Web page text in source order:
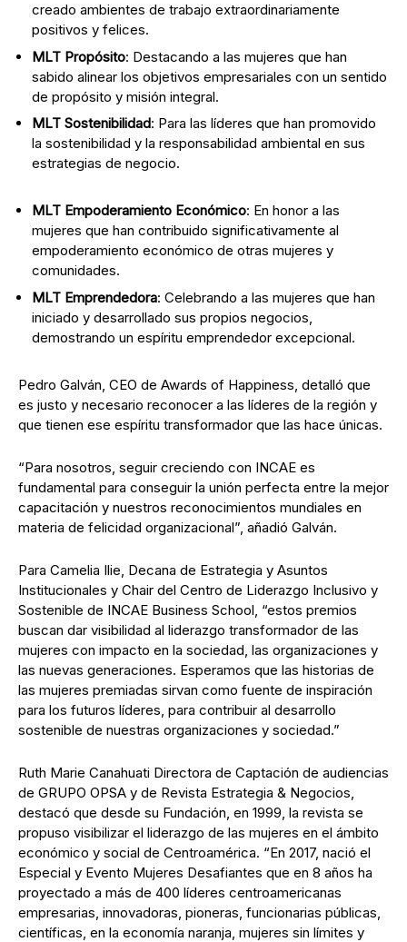
creado ambientes de trabajo extraordinariamente
positivos y felices.
MLT Propósito: Destacando a las mujeres que han
sabido alinear los objetivos empresariales con un sentido
de propósito y misión integral.
MLT Sostenibilidad: Para las líderes que han promovido
la sostenibilidad y la responsabilidad ambiental en sus
estrategias de negocio.
MLT Empoderamiento Económico: En honor a las
mujeres que han contribuido significativamente al
empoderamiento económico de otras mujeres y
comunidades.
MLT Emprendedora: Celebrando a las mujeres que han
iniciado y desarrollado sus propios negocios,
demostrando un espíritu emprendedor excepcional.
Pedro Galván, CEO de Awards of Happiness, detalló que
es justo y necesario reconocer a las líderes de la región y
que tienen ese espíritu transformador que las hace únicas.
“Para nosotros, seguir creciendo con INCAE es
fundamental para conseguir la unión perfecta entre la mejor
capacitación y nuestros reconocimientos mundiales en
materia de felicidad organizacional”, añadió Galván.
Para Camelia Ilie, Decana de Estrategia y Asuntos
Institucionales y Chair del Centro de Liderazgo Inclusivo y
Sostenible de INCAE Business School, “estos premios
buscan dar visibilidad al liderazgo transformador de las
mujeres con impacto en la sociedad, las organizaciones y
las nuevas generaciones. Esperamos que las historias de
las mujeres premiadas sirvan como fuente de inspiración
para los futuros líderes, para contribuir al desarrollo
sostenible de nuestras organizaciones y sociedad.”
Ruth Marie Canahuati Directora de Captación de audiencias
de GRUPO OPSA y de Revista Estrategia & Negocios,
destacó que desde su Fundación, en 1999, la revista se
propuso visibilizar el liderazgo de las mujeres en el ámbito
económico y social de Centroamérica. “En 2017, nació el
Especial y Evento Mujeres Desafiantes que en 8 años ha
proyectado a más de 400 líderes centroamericanas
empresarias, innovadoras, pioneras, funcionarias públicas,
científicas, en la economía naranja, mujeres sin límites y